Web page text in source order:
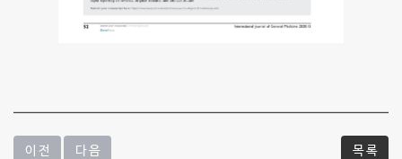
이 전 다 음 목 록